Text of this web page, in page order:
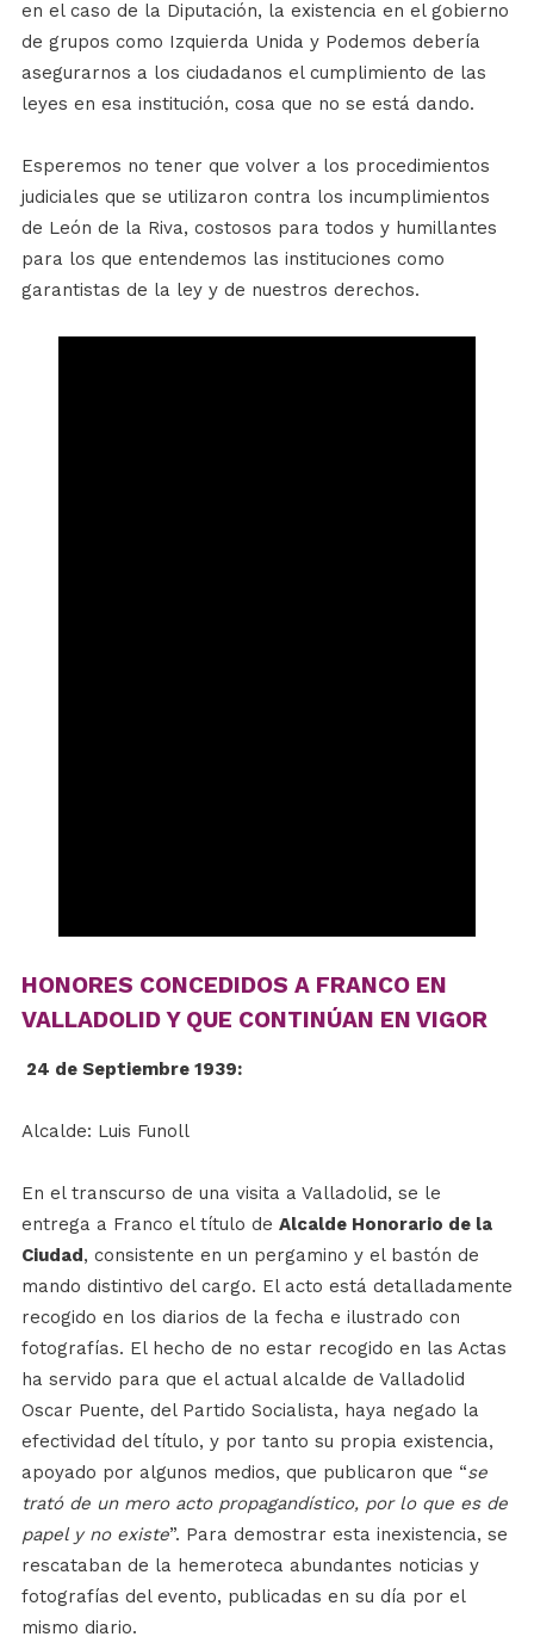
en el caso de la Diputación, la existencia en el gobierno
de grupos como Izquierda Unida y Podemos debería
asegurarnos a los ciudadanos el cumplimiento de las
leyes en esa institución, cosa que no se está dando.
Esperemos no tener que volver a los procedimientos
judiciales que se utilizaron contra los incumplimientos
de León de la Riva, costosos para todos y humillantes
para los que entendemos las instituciones como
garantistas de la ley y de nuestros derechos.
HONORES CONCEDIDOS A FRANCO EN
VALLADOLID Y QUE CONTINÚAN EN VIGOR
24 de Septiembre 1939:
Alcalde: Luis Funoll
En el transcurso de una visita a Valladolid, se le
entrega a Franco el título de Alcalde Honorario de la
Ciudad, consistente en un pergamino y el bastón de
mando distintivo del cargo. El acto está detalladamente
recogido en los diarios de la fecha e ilustrado con
fotografías. El hecho de no estar recogido en las Actas
ha servido para que el actual alcalde de Valladolid
Oscar Puente, del Partido Socialista, haya negado la
efectividad del título, y por tanto su propia existencia,
apoyado por algunos medios, que publicaron que “se
trató de un mero acto propagandístico, por lo que es de
papel y no existe”. Para demostrar esta inexistencia, se
rescataban de la hemeroteca abundantes noticias y
fotografías del evento, publicadas en su día por el
mismo diario.